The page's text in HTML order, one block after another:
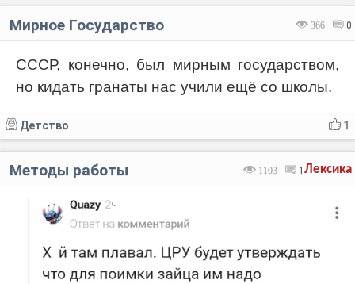
366 0
Мирное Государство
СССР, конечно, был мирным государством,
но кидать гранаты нас учили ещё со школы.
1
Детство
Лексика
1103 1
Методы работы